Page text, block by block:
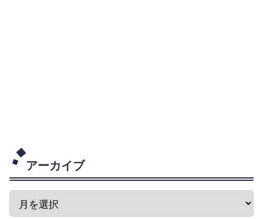
アーカイブ